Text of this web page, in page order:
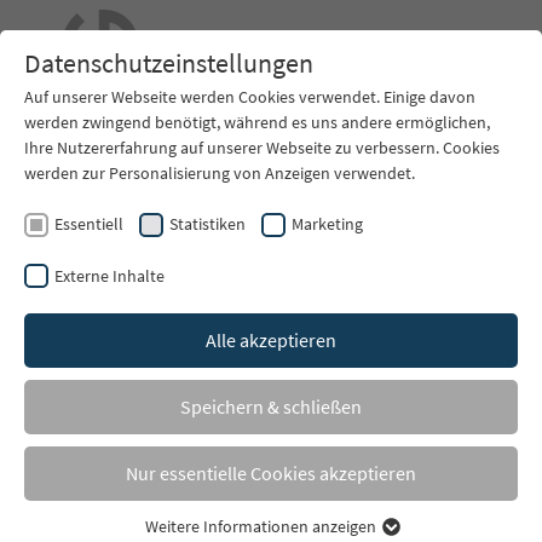
EHG GmbH
EHG Reitplatzbau Projekte
Projekte 2024: Reitplatzbau,
Tretschichtmischungen,
innoReit-tex ® premium
Datenschutzeinstellungen
Auf unserer Webseite werden Cookies verwendet. Einige davon
werden zwingend benötigt, während es uns andere ermöglichen,
Ihre Nutzererfahrung auf unserer Webseite zu verbessern. Cookies
werden zur Personalisierung von Anzeigen verwendet.
Essentiell Statistiken Marketing
Externe Inhalte
Alle akzeptieren
Speichern & schließen
Nur essentielle Cookies akzeptieren
Weitere Informationen anzeigen